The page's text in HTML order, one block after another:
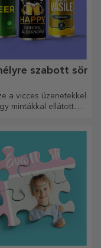
szabott sör
a vicces üzenetekkel
mintákkal ellátott